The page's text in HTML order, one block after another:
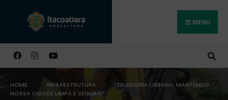
MENU
HOME INFRAESTRUTURA
“ZELADORIA URBANA: MANTENDO
NOSSA CIDADE LIMPA E SEGURA!”
Buscar